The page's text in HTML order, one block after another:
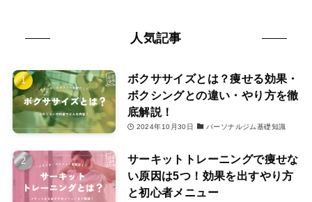
おすすめ記事
人気記事
ボクササイズとは？痩せる効果・
ボクシングとの違い・やり方を徹
底解説！
2024年10月30日 パーソナルジム基礎知識
サーキットトレーニングで痩せな
い原因は5つ！効果を出すやり方
と初心者メニュー